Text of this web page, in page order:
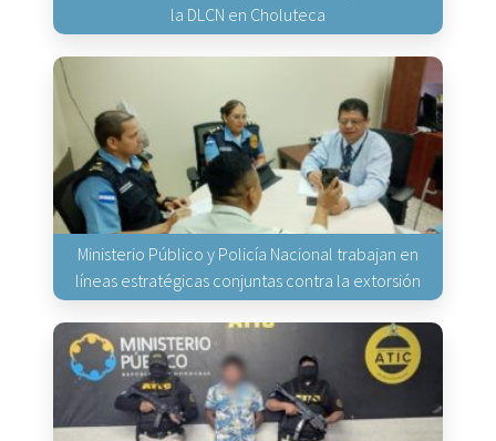
la DLCN en Choluteca
Ministerio Público y Policía Nacional trabajan en
líneas estratégicas conjuntas contra la extorsión